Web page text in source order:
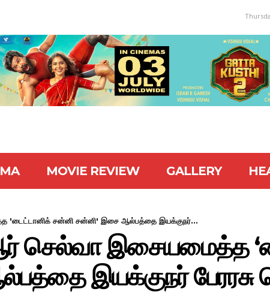
MOVIE REVIEW GALLERY
'டைட்டானிக் சன்னி சன்னி' இசை ஆல்பத்தை இயக்குநர்...
ஆர் செல்வா இசையமைத்த
இயக்குநர் பேரரசு